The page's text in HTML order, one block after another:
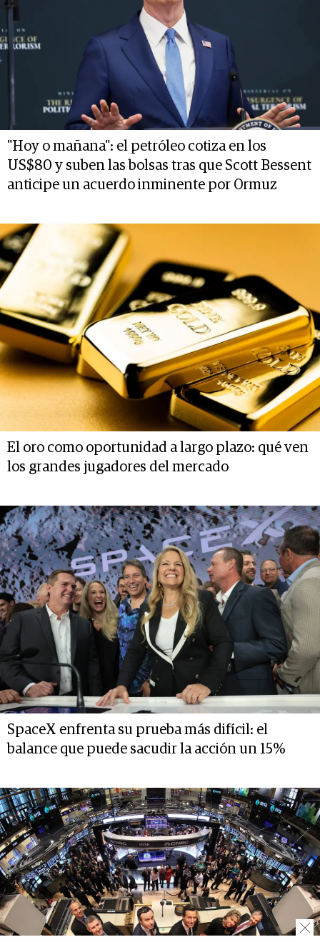
"Hoy o mañana": el petróleo cotiza en los
US$80 y suben las bolsas tras que Scott Bessent
anticipe un acuerdo inminente por Ormuz
El oro como oportunidad a largo plazo: qué ven
los grandes jugadores del mercado
SpaceX enfrenta su prueba más difícil: el
balance que puede sacudir la acción un 15%